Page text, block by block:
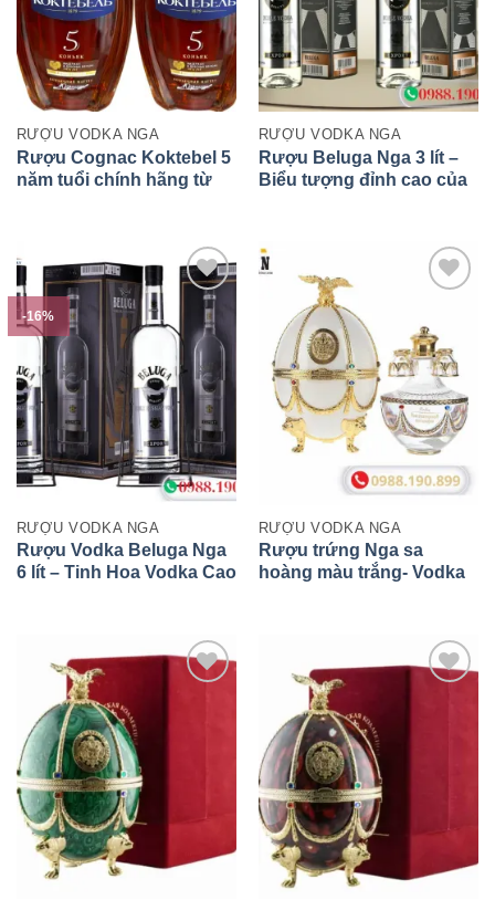
RƯỢU VODKA NGA
Rượu Cognac Koktebel 5
năm tuổi chính hãng từ
RƯỢU VODKA NGA
Rượu Beluga Nga 3 lít –
Biểu tượng đỉnh cao của
-16%
RƯỢU VODKA NGA
Rượu Vodka Beluga Nga
6 lít – Tinh Hoa Vodka Cao
RƯỢU VODKA NGA
Rượu trứng Nga sa
hoàng màu trắng- Vodka